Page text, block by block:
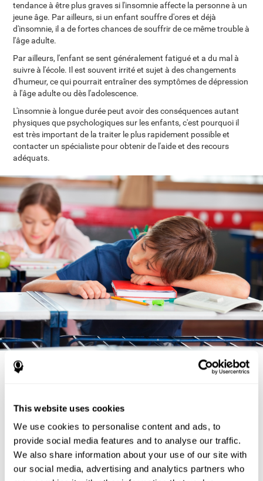
This website uses cookies
We use cookies to personalise content and ads, to
provide social media features and to analyse our traffic.
We also share information about your use of our site with
our social media, advertising and analytics partners who
tendance à être plus graves si l'insomnie affecte la personne à un
jeune âge. Par ailleurs, si un enfant souffre d'ores et déjà
d'insomnie, il a de fortes chances de souffrir de ce même trouble à
l'âge adulte.
Par ailleurs, l'enfant se sent généralement fatigué et a du mal à
suivre à l'école. Il est souvent irrité et sujet à des changements
d'humeur, ce qui pourrait entraîner des symptômes de dépression
à l'âge adulte ou dès l'adolescence.
L'insomnie à longue durée peut avoir des conséquences autant
physiques que psychologiques sur les enfants, c'est pourquoi il
est très important de la traiter le plus rapidement possible et
contacter un spécialiste pour obtenir de l'aide et des recours
adéquats.
infantile
Beaucoup d'enfants souffrent de terreur nocturne. Dans ce
cas, ils s'assoient dans leur lit brusquement et commencent à
pleurer et à crier. Ils peuvent également présenter des signes de
panique et d'anxiété
. Contrairement aux cauchemars, les
enfants souffrant de terreur nocturne ne se réveillent pas avec